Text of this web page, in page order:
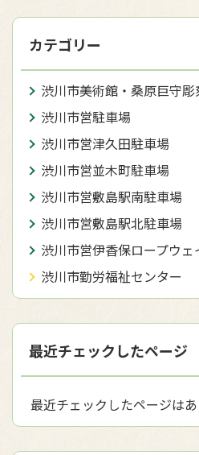
カテゴリー
渋川市美術館・桑原巨守
渋川市営駐車場
渋川市営津久田駐車場
渋川市営並木町駐車場
渋川市営敷島駅南駐車場
渋川市営敷島駅北駐車場
渋川市営伊香保ロープウェ
渋川市勤労福祉センター
最近チェックしたページ
最近チェックしたページはあ